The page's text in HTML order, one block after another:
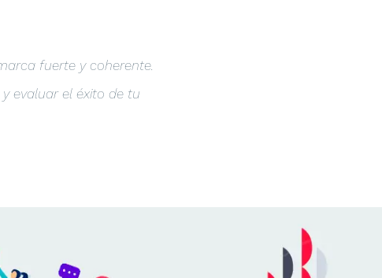
fuerte y coherente.
evaluar el éxito de tu